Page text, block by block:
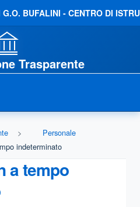
BUFALINI - CENTRO DI
Trasparente
Personale
indeterminato
a tempo